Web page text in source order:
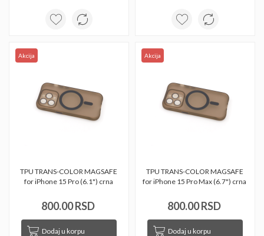
Akcija
TPU TRANS-COLOR MAGSAFE
for iPhone 15 Pro (6.1") crna
800.00 RSD
Dodaj u korpu
Akcija
TPU TRANS-COLOR MAGSAFE
for iPhone 15 Pro Max (6.7") crna
800.00 RSD
Dodaj u korpu